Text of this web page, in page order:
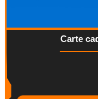
Carte